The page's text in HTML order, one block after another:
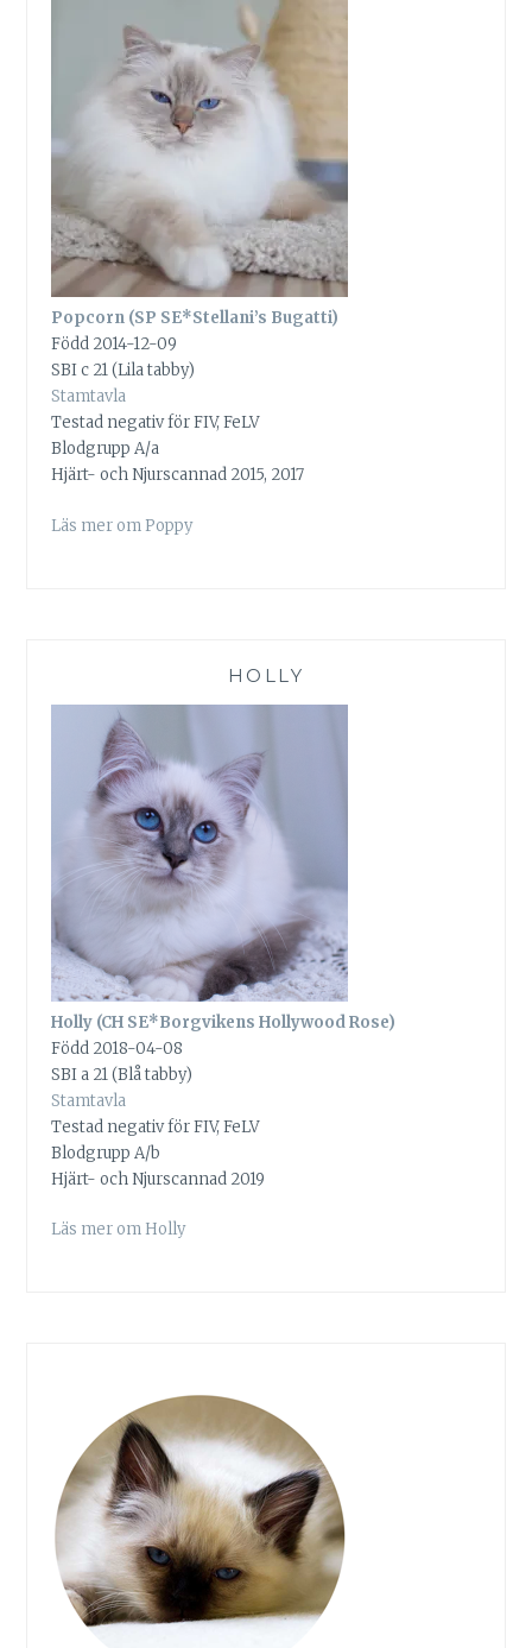
Popcorn (SP SE*Stellani’s Bugatti)
Född 2014-12-09
SBI c 21 (Lila tabby)
Stamtavla
Testad negativ för FIV, FeLV
Blodgrupp A/a
Hjärt- och Njurscannad 2015, 2017
Läs mer om Poppy
HOLLY
Holly (CH SE*Borgvikens Hollywood Rose)
Född 2018-04-08
SBI a 21 (Blå tabby)
Stamtavla
Testad negativ för FIV, FeLV
Blodgrupp A/b
Hjärt- och Njurscannad 2019
Läs mer om Holly